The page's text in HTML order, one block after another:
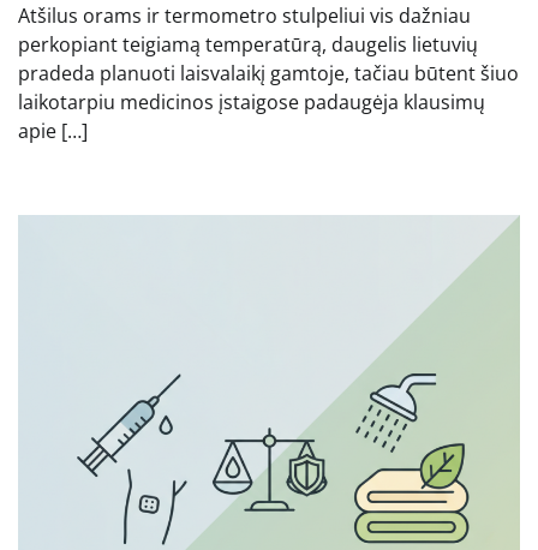
Atšilus orams ir termometro stulpeliui vis dažniau
perkopiant teigiamą temperatūrą, daugelis lietuvių
pradeda planuoti laisvalaikį gamtoje, tačiau būtent šiuo
laikotarpiu medicinos įstaigose padaugėja klausimų
apie […]